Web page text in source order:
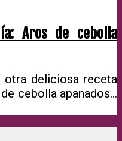
Aros de cebolla
otra deliciosa receta
cebolla apanados…